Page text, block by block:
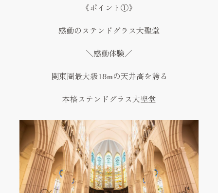
《ポイント①》
感動のステンドグラス大聖堂
＼感動体験／
関東圏最大級18mの天井高を誇る
本格ステンドグラス大聖堂